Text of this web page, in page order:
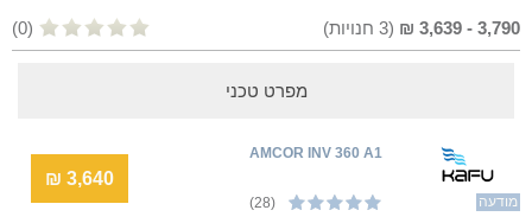
3,790
-
3,639
₪
(
3 חנויות) (0)
מפרט טכני
מודעה
AMCOR INV 360 A1
(28)
3,640 ₪